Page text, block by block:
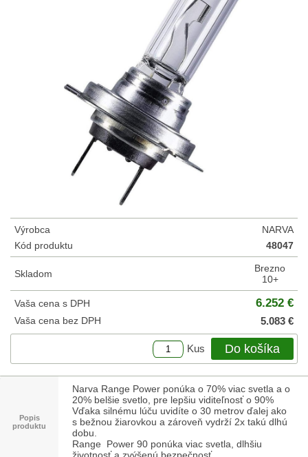
Výrobca
NARVA
Kód produktu
48047
Skladom
Brezno
10+
Vaša cena s DPH 6.252 €
Vaša cena bez DPH 5.083 €
Kus Do košíka
Popis
produktu
Narva Range Power ponúka o 70% viac svetla a o
20% belšie svetlo, pre lepšiu viditeľnosť o 90%
Vďaka silnému lúču uvidíte o 30 metrov ďalej ako
s bežnou žiarovkou a zároveň vydrží 2x takú dlhú
dobu.
Range Power 90 ponúka viac svetla, dlhšiu